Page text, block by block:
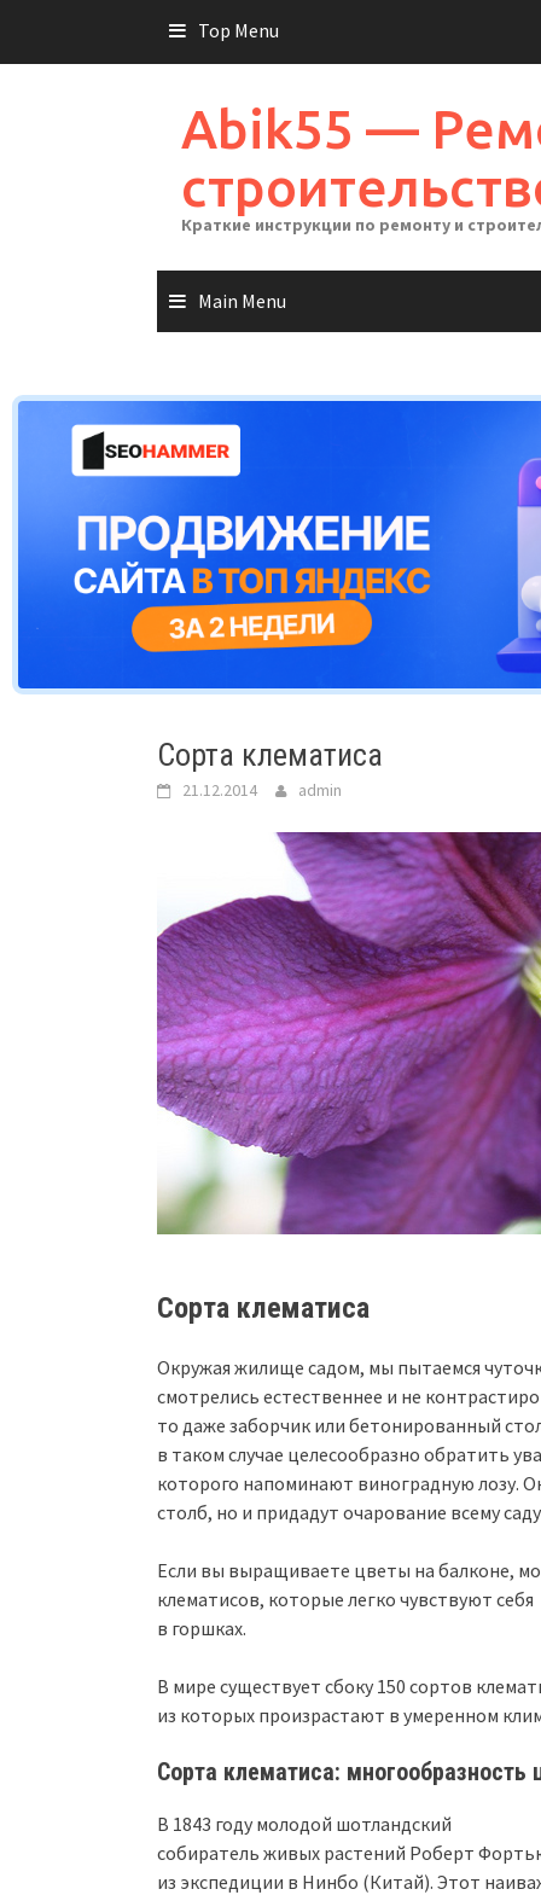
Top Menu
Abik55 —
Краткие инструкции по ремонту и
Main Menu
Сорта клематиса
21.12.2014 admin
Сорта клематиса
Окружая жилище садом, мы пытаемся
смотрелись естественнее и не
то даже заборчик или бетонированный
в таком случае целесообразно обратить
которого напоминают виноградную лозу.
столб, но и придадут очарование всему
Если вы выращиваете цветы на балконе,
клематисов, которые легко чувствуют себя
в горшках.
В мире существует сбоку 150 сортов
из которых произрастают в умеренном
Сорта клематиса: многообразность
В 1843 году молодой шотландский
собиратель живых растений Роберт
из экспедиции в Нинбо (Китай). Этот